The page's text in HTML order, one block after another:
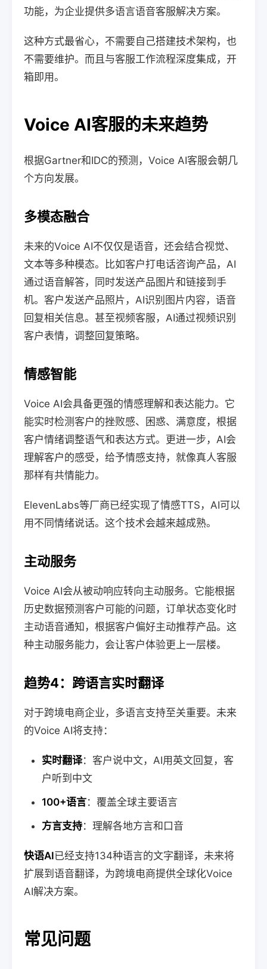
功能，为企业提供多语言语音客服解决方案。
这种方式最省心，不需要自己搭建技术架构，也
不需要维护。而且与客服工作流程深度集成，开
箱即用。
Voice AI客服的未来趋势
根据Gartner和IDC的预测，Voice AI客服会朝几
个方向发展。
多模态融合
未来的Voice AI不仅仅是语音，还会结合视觉、
文本等多种模态。比如客户打电话咨询产品，AI
通过语音解答，同时发送产品图片和链接到手
机。客户发送产品照片，AI识别图片内容，语音
回复相关信息。甚至视频客服，AI通过视频识别
客户表情，调整回复策略。
情感智能
Voice AI会具备更强的情感理解和表达能力。它
能实时检测客户的挫败感、困惑、满意度，根据
客户情绪调整语气和表达方式。更进一步，AI会
理解客户的感受，给予情感支持，就像真人客服
那样有共情能力。
ElevenLabs等厂商已经实现了情感TTS，AI可以
用不同情绪说话。这个技术会越来越成熟。
主动服务
Voice AI会从被动响应转向主动服务。它能根据
历史数据预测客户可能的问题，订单状态变化时
主动语音通知，根据客户偏好主动推荐产品。这
种主动服务能力，会让客户体验更上一层楼。
趋势4：跨语言实时翻译
对于跨境电商企业，多语言支持至关重要。未来
的Voice AI将支持：
实时翻译：客户说中文，AI用英文回复，客
户听到中文
100+语言：覆盖全球主要语言
方言支持：理解各地方言和口音
快语AI已经支持134种语言的文字翻译，未来将
扩展到语音翻译，为跨境电商提供全球化Voice
AI解决方案。
常见问题